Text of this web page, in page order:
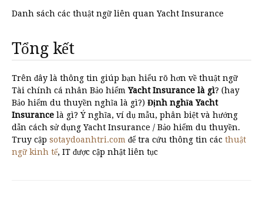
Danh sách các thuật ngữ liên quan Yacht Insurance
Tổng kết
Trên đây là thông tin giúp bạn hiểu rõ hơn về thuật ngữ
Tài chính cá nhân Bảo hiểm Yacht Insurance là gì? (hay
Bảo hiểm du thuyền nghĩa là gì?) Định nghĩa Yacht
Insurance là gì? Ý nghĩa, ví dụ mẫu, phân biệt và hướng
dẫn cách sử dụng Yacht Insurance / Bảo hiểm du thuyền.
Truy cập sotaydoanhtri.com để tra cứu thông tin các thuật
ngữ kinh tế, IT được cập nhật liên tục